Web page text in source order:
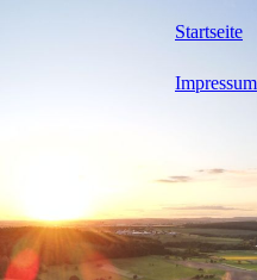
Startseite
Impressum